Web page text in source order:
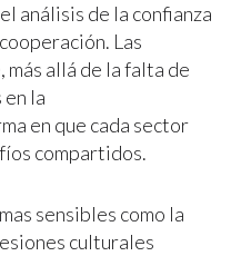
análisis de la confianza
Las
allá de la falta de
la
en que cada sector
compartidos.
sensibles como la
culturales